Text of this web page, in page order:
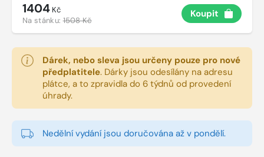
1404 Kč
Na stánku:1508 Kč
Koupit
Dárek, nebo sleva jsou určeny pouze pro nové
předplatitele. Dárky jsou odesílány na adresu
plátce, a to zpravidla do 6 týdnů od provedení
úhrady.
Nedělní vydání jsou doručována až v pondělí.